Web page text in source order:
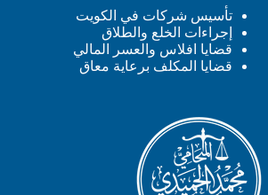
تأسيس شركات في الكويت
إجراءات الخلع والطلاق
قضايا افلاس والعسر المالي
قضايا المكلف برعاية معاق